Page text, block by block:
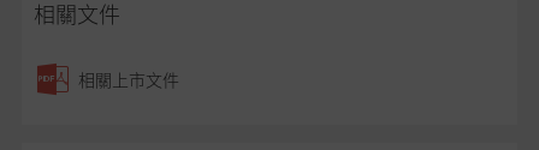
相關文件
相關上市文件
準備的資料編製而成，但不包括麥格理集團職員所知的資料。